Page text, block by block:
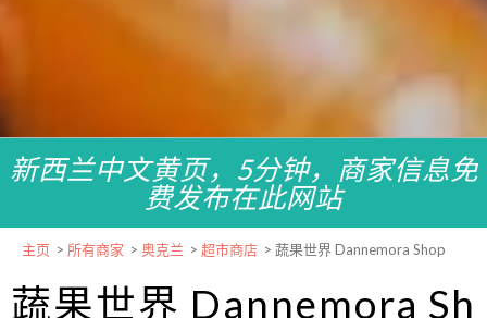
新西兰中文黄页，5分钟，商家信息免
费发布在此网站
主页 > 所有商家 > 奥克兰 > 超市商店 > 蔬果世界 Dannemora Shop
蔬果世界 Dannemora Sh